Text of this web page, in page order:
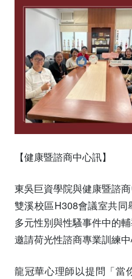
【健康暨諮商中心訊】
東吳巨資學院與健康暨諮
雙溪校區H308會議室共
多元性別與性騷事件中的
邀請荷光性諮商專業訓練
龍冠華心理師以提問「當